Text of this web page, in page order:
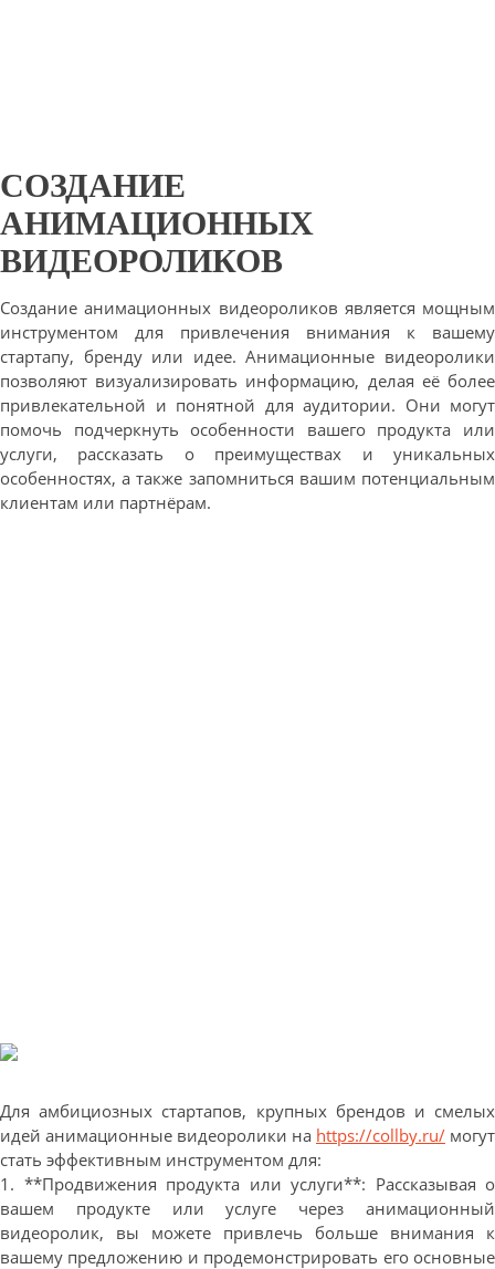
СОЗДАНИЕ
АНИМАЦИОННЫХ
ВИДЕОРОЛИКОВ
Создание анимационных видеороликов является мощным
инструментом для привлечения внимания к вашему
стартапу, бренду или идее. Анимационные видеоролики
позволяют визуализировать информацию, делая её более
привлекательной и понятной для аудитории. Они могут
помочь подчеркнуть особенности вашего продукта или
услуги, рассказать о преимуществах и уникальных
особенностях, а также запомниться вашим потенциальным
клиентам или партнёрам.
Для амбициозных стартапов, крупных брендов и смелых
идей анимационные видеоролики на https://collby.ru/ могут
стать эффективным инструментом для:
1. **Продвижения продукта или услуги**: Рассказывая о
вашем продукте или услуге через анимационный
видеоролик, вы можете привлечь больше внимания к
вашему предложению и продемонстрировать его основные